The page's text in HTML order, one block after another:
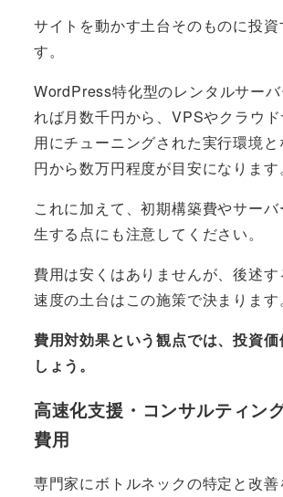
サイトを動かす土台そのものに投
す。
WordPress特化型のレンタルサー
れば月数千円から、VPSやクラウ
用にチューニングされた実行環境
円から数万円程度が目安になります。
これに加えて、初期構築費やサー
生する点にも注意してください。
費用は安くはありませんが、後述
速度の土台はこの施策で決まります。
費用対効果という観点では、投資
しょう。
高速化支援・コンサルティン
費用
専門家にボトルネックの特定と改